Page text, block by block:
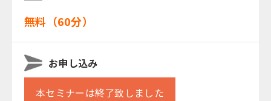
無料（60分）
お申し込み
本セミナーは終了致しました